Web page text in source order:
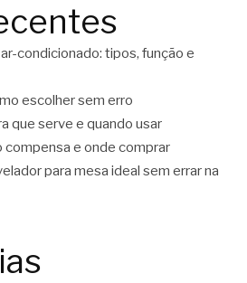
condicionado: tipos, função e
escolher sem erro
que serve e quando usar
compensa e onde comprar
para mesa ideal sem errar na